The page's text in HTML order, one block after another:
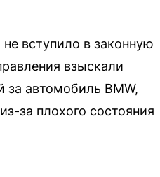
вступило в законную
взыскали
за автомобиль BMW,
за плохого состояния